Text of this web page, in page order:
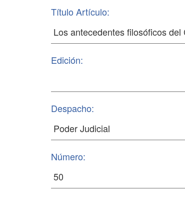
Título Artículo:
Edición:
Despacho:
Número: